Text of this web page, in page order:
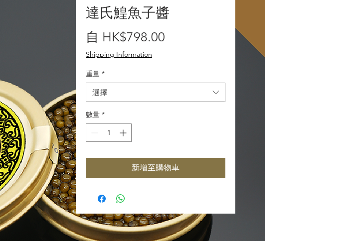
達氏鰉魚子醬
自 HK$798.00
Shipping Information
重量 *
選擇
數量 *
新增至購物車